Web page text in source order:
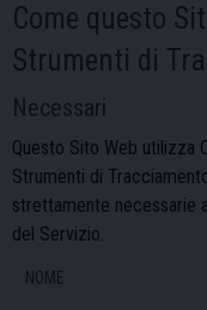
Come questo
Strumenti di
Necessari
Questo Sito Web utilizza
Strumenti di
strettamente necessarie
del Servizio.
NOME